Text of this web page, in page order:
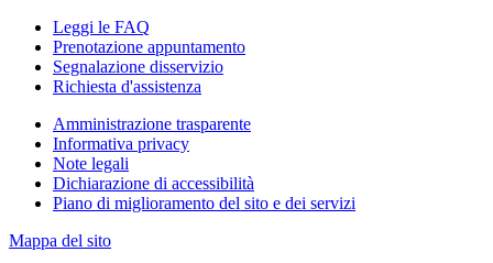
Leggi le FAQ
Prenotazione appuntamento
Segnalazione disservizio
Richiesta d'assistenza
Amministrazione trasparente
Informativa privacy
Note legali
Dichiarazione di accessibilità
Piano di miglioramento del sito e dei servizi
Mappa del sito